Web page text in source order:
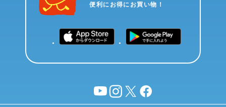
便利にお得にお買い物！
YouTubeinstagram
X facebook